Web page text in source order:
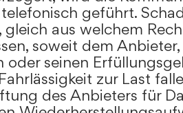
geführt.
gleich aus welchem
soweit dem
oder seinen
zur Last
des Anbieters für